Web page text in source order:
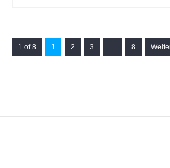
1 of 8 1 2 3 … 8